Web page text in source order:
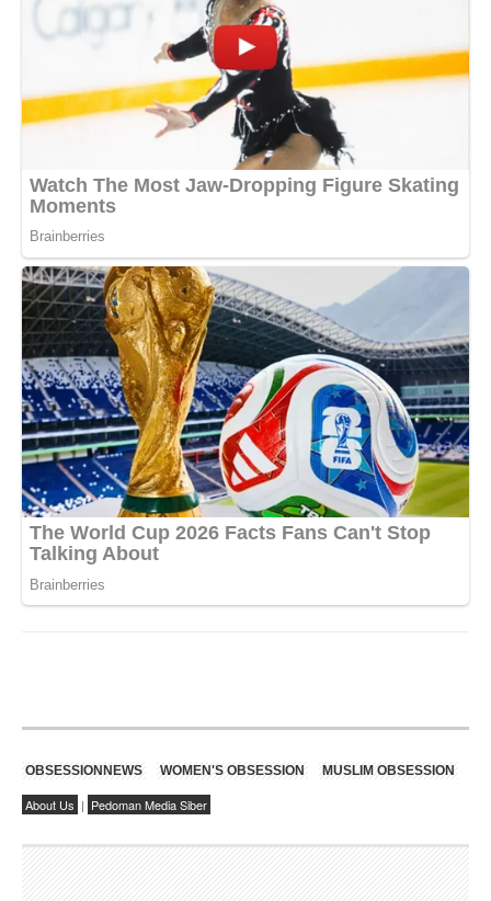
OBSESSIONNEWS WOMEN'S OBSESSION MUSLIM OBSESSION
About Us | Pedoman Media Siber